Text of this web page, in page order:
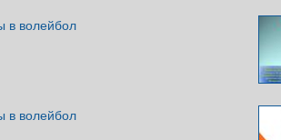
в волейбол
в волейбол